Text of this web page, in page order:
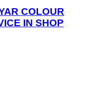
COLOUR
IN SHOP